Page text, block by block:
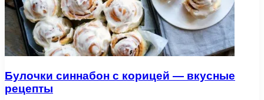
Булочки синнабон с корицей — вкусные
рецепты